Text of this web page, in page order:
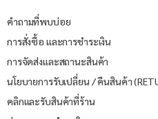
คำถามที่พบบ่อย
การสั่งซื้อ และการชำระเงิน
การจัดส่งและสถานะสินค้า
นโยบายการรับเปลี่ยน / คืนสินค้า
คลิกและรับสินค้าที่ร้าน